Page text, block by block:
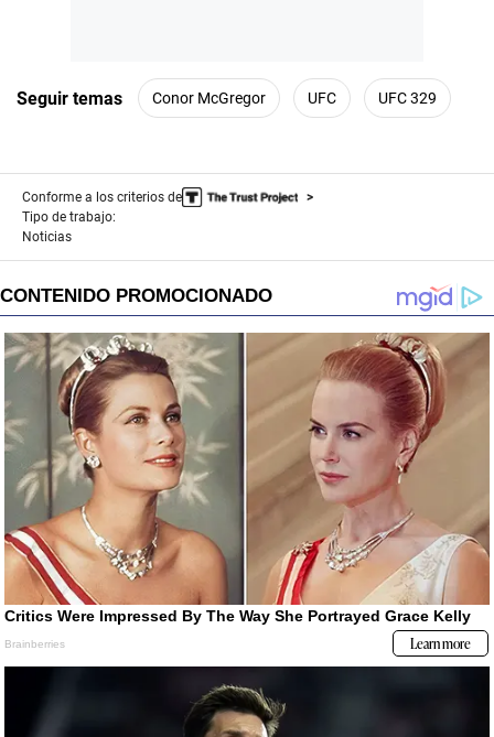
Seguir temas Conor McGregor UFC UFC 329
Conforme a los criterios de
Tipo de trabajo:
Noticias